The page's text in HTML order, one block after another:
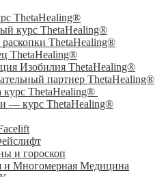
ThetaHealing®
курс ThetaHealing®
ThetaHealing®
ThetaHealing®
Изобилия ThetaHealing®
партнер ThetaHealing®
курс ThetaHealing®
— курс ThetaHealing®
и гороскоп
и Многомерная Медицина